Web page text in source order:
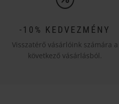
-10% KEDVEZMÉNY
Visszatérő vásárlóink számára a
következő vásárlásból.